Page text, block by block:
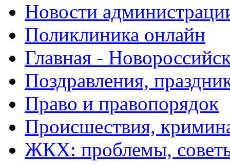
Новости
Поликлиника онлайн
Главная -
Поздравления,
Право и правопорядок
Происшествия,
ЖКХ: проблемы,